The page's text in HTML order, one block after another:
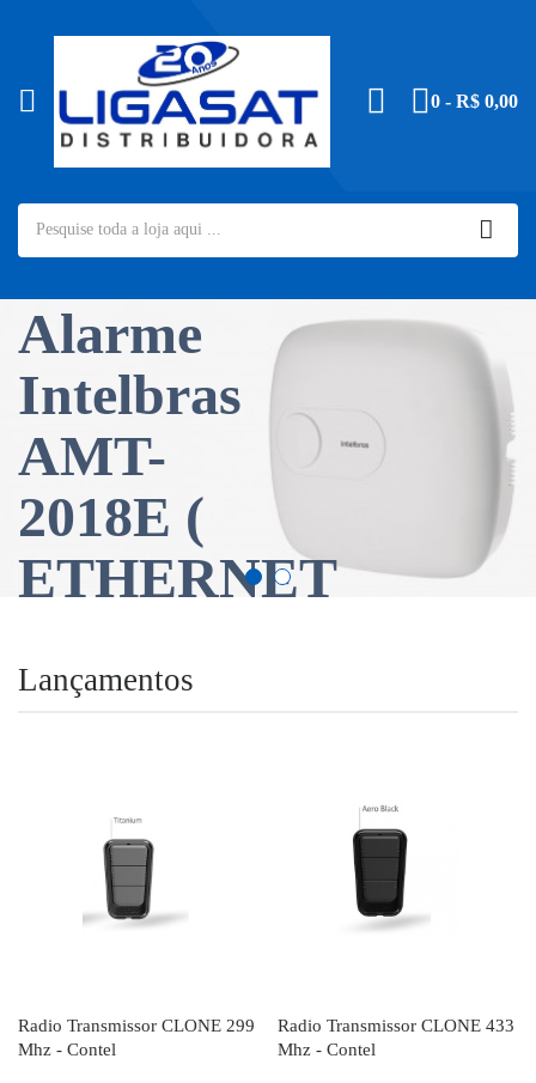
0 - R$ 0,00
Central
de
Alarme
Intelbras
AMT-
2018E (
ETHERNET
SAIBA MAIS
Lançamentos
Radio Transmissor CLONE 299
Mhz - Contel
Radio Transmissor CLONE 433
Mhz - Contel